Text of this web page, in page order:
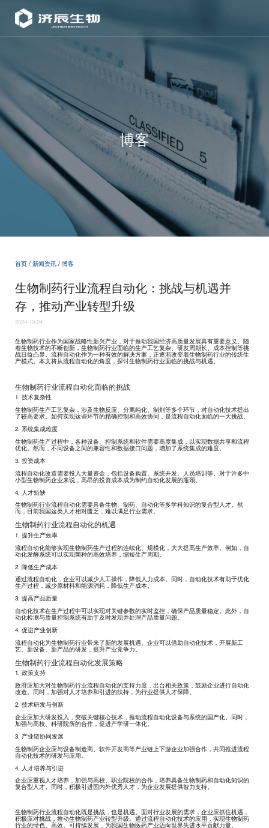
博客
首页/ 新闻资讯/ 博客
生物制药行业流程自动化：挑战与机遇并
存，推动产业转型升级
2024-10-24
生物制药行业作为国家战略性新兴产业，对于推动我国经济高质量发展具有重要意义。随
着生物技术的不断创新，生物制药行业面临的生产工艺复杂、研发周期长、成本控制等挑
战日益凸显。流程自动化作为一种有效的解决方案，正逐渐改变着生物制药行业的传统生
产模式。本文将从流程自动化的角度，探讨生物制药行业面临的挑战与机遇。
生物制药行业流程自动化面临的挑战
1. 技术复杂性
生物制药生产工艺复杂，涉及生物反应、分离纯化、制剂等多个环节，对自动化技术提出
了较高要求。如何实现这些环节的精确控制和高效协同，是流程自动化面临的一大挑战。
2. 系统集成难度
生物制药生产过程中，各种设备、控制系统和软件需要高度集成，以实现数据共享和流程
优化。然而，不同设备之间的兼容性和数据接口问题，增加了系统集成的难度。
3. 投资成本
流程自动化改造需要投入大量资金，包括设备购置、系统开发、人员培训等。对于许多中
小型生物制药企业来说，高昂的投资成本成为制约自动化发展的瓶颈。
4. 人才短缺
生物制药行业流程自动化需要具备生物、制药、自动化等多学科知识的复合型人才。然
而，目前我国这类人才相对匮乏，难以满足行业需求。
生物制药行业流程自动化的机遇
1. 提升生产效率
流程自动化能够实现生物制药生产过程的连续化、规模化，大大提高生产效率。例如，自
动化发酵系统可以实现菌种的高效培养，缩短生产周期。
2. 降低生产成本
通过流程自动化，企业可以减少人工操作，降低人力成本。同时，自动化技术有助于优化
生产过程，减少原材料和能源消耗，降低生产成本。
3. 提高产品质量
自动化技术在生产过程中可以实现对关键参数的实时监控，确保产品质量稳定。此外，自
动化检测与质量控制系统有助于及时发现并处理产品质量问题。
4. 促进产业创新
流程自动化为生物制药行业带来了新的发展机遇。企业可以借助自动化技术，开展新工
艺、新设备、新产品的研发，提升产业竞争力。
生物制药行业流程自动化发展策略
1. 政策支持
政府应加大对生物制药行业流程自动化的支持力度，出台相关政策，鼓励企业进行自动化
改造。同时，加强对人才培养和引进的扶持，为行业提供人才保障。
2. 技术研发与创新
企业应加大研发投入，突破关键核心技术，推动流程自动化设备与系统的国产化。同时，
加强与高校、科研院所的合作，促进产学研一体化。
3. 产业链协同发展
生物制药企业应与设备制造商、软件开发商等产业链上下游企业加强合作，共同推进流程
自动化技术的研发与应用。
4. 人才培养与引进
企业应重视人才培养，加强与高校、职业院校的合作，培养具备生物制药和自动化知识的
复合型人才。同时，积极引进国内外优秀人才，为企业发展提供智力支持。
生物制药行业流程自动化既是挑战，也是机遇。面对行业发展的需求，企业应抓住机遇，
积极应对挑战，推动生物制药产业转型升级。通过流程自动化技术的应用，实现生物制药
行业的绿色、高效、可持续发展，为我国生物医药产业迈向世界先进水平贡献力量。